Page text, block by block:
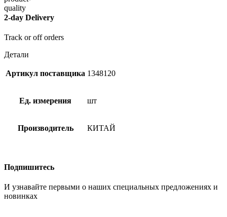
2-day Delivery
Track or off orders
Детали
Артикул поставщика 1348120
Ед. измерения шт
Производитель КИТАЙ
Подпишитесь
И узнавайте первыми о наших специальных предложениях и
новинках